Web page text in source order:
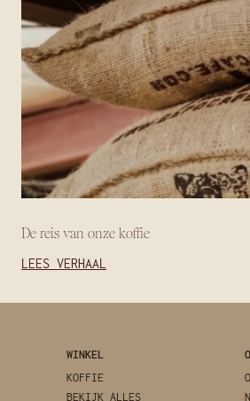
De reis van onze koffie
LEES VERHAAL
WINKEL
KOFFIE
BEKIJK ALLES